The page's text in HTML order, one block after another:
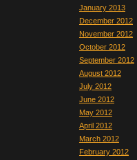
January 2013
December 2012
November 2012
October 2012
September 2012
August 2012
July 2012
June 2012
May 2012
April 2012
March 2012
February 2012